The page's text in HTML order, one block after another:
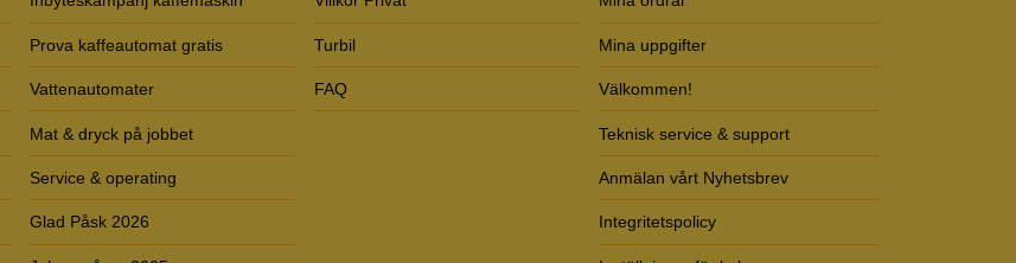
Prova kaffeautomat gratis
Vattenautomater
Mat & dryck på jobbet
Service & operating
Glad Påsk 2026
Turbil
FAQ
Mina uppgifter
Välkommen!
Teknisk service & support
Anmälan vårt Nyhetsbrev
Integritetspolicy